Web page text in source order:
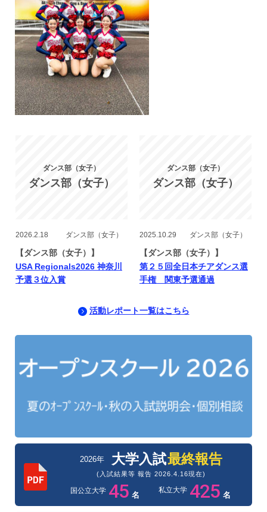
ダンス部（女子）
ダンス部（女子）
2026.2.18 ダンス部（女子）
【ダンス部（女子）】
USA Regionals2026 神奈川
予選３位入賞
ダンス部（女子）
ダンス部（女子）
2025.10.29 ダンス部（女子）
【ダンス部（女子）】
第２５回全日本チアダンス選
手権 関東予選通過
活動レポート一覧はこちら
2026年 大学入試最終報告
(入試結果等 報告 2026.4.16現在)
国公立大学 45 名
私立大学 425 名